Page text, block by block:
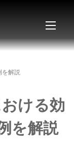
を解説
ける効
を解説